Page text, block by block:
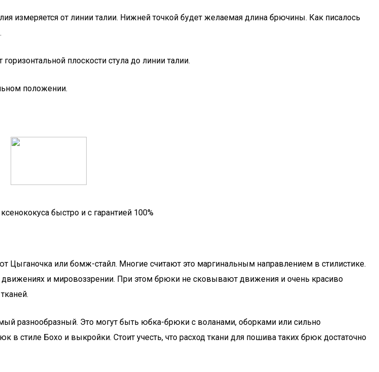
измеряется от линии талии. Нижней точкой будет желаемая длина брючины. Как писалось
плоскости стула до линии талии.
положении.
быстро и с гарантией 100%
или бомж-стайл. Многие считают это маргинальным направлением в стилистике.
и мировоззрении. При этом брюки не сковывают движения и очень красиво
разнообразный. Это могут быть юбка-брюки с воланами, оборками или сильно
стиле Бохо и выкройки. Стоит учесть, что расход ткани для пошива таких брюк достаточно